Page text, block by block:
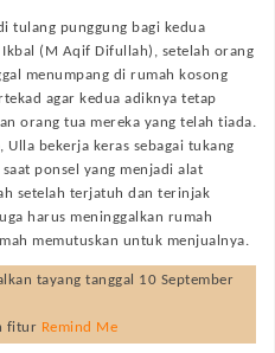
tulang punggung bagi kedua
Ikbal (M Aqif Difullah), setelah orang
menumpang di rumah kosong
agar kedua adiknya tetap
orang tua mereka yang telah tiada.
bekerja keras sebagai tukang
ponsel yang menjadi alat
setelah terjatuh dan terinjak
harus meninggalkan rumah
memutuskan untuk menjualnya.
tayang tanggal 10 September
fitur Remind Me